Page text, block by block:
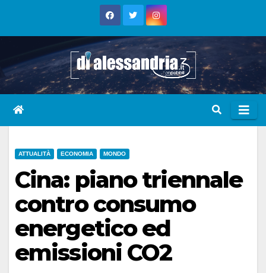
ATTUALITÀ ECONOMIA MONDO
Cina: piano triennale
contro consumo
energetico ed
emissioni CO2